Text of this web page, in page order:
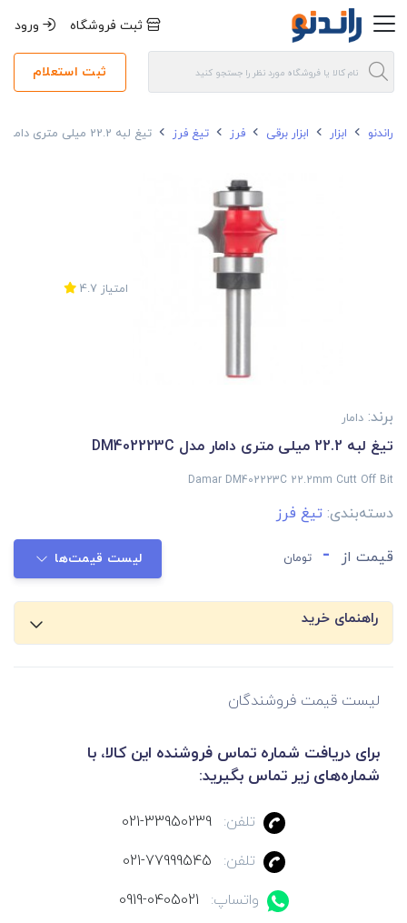
ثبت فروشگاه ورود
ثبت استعلام
راندنو ابزار ابزار برقی فرز تیغ فرز تیغ لبه 22.2 میلی متری دامار مدل DM402223C
امتیاز 4.7
برند: دامار
تیغ لبه 22.2 میلی متری دامار مدل DM402223C
Damar DM402223C 22.2mm Cutt Off Bit
دسته‌بندی: تیغ فرز
قیمت از - تومان لیست قیمت‌ها
راهنمای خرید
لیست قیمت فروشندگان
برای دریافت شماره تماس فروشنده این کالا، با
شماره‌های زیر تماس بگیرید:
تلفن:
021-33950239
تلفن:
021-77999545
واتساپ:
0919-0405021